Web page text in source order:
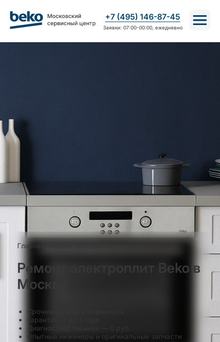
+7 (495) 146-87-45
Заявки: 07:00-00:00, ежедневно
Главная
Ремонт электроплит Beko в
Москве
Срочный выезд специалиста
Гарантия — до 1 года
Диагностика техники — 0 руб.
Опытные инженеры и оригинальные запчасти